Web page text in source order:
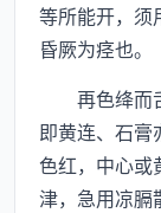
等所能开，须
昏厥为痉也。
再色绛而舌
即黄连、石膏
色红，中心或
津，急用凉膈